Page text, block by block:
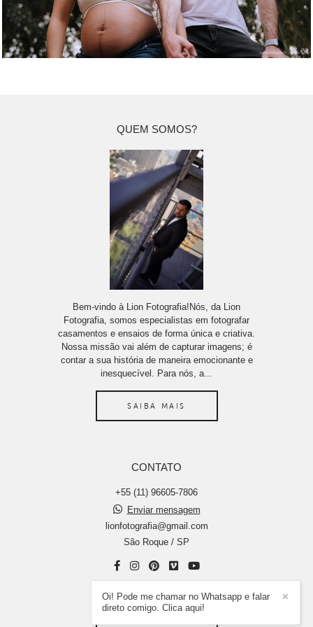
QUEM SOMOS?
Bem-vindo à Lion Fotografia!Nós, da Lion
Fotografia, somos especialistas em fotografar
casamentos e ensaios de forma única e criativa.
Nossa missão vai além de capturar imagens; é
contar a sua história de maneira emocionante e
inesquecível. Para nós, a...
SAIBA MAIS
CONTATO
+55 (11) 96605-7806
Enviar mensagem
lionfotografia@gmail.com
São Roque / SP
CONTATO
✕
Oi! Pode me chamar no Whatsapp e falar
direto comigo. Clica aqui!